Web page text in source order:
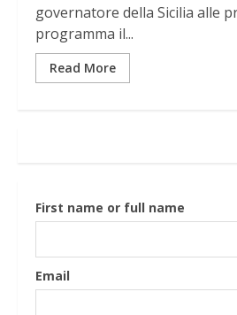
governatore della Sicilia alle
programma il...
Read More
First name or full name
Email